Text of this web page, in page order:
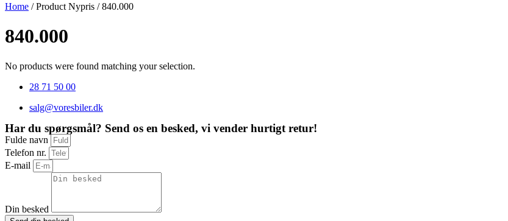
Home / Product Nypris / 840.000
840.000
No products were found matching your selection.
28 71 50 00
salg@voresbiler.dk
Har du spørgsmål? Send os en besked, vi vender hurtigt retur!
Fulde navn
Telefon nr.
E-mail
Din besked